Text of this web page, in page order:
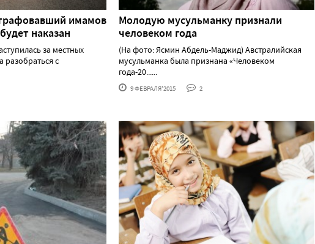
имамов
наказан
за местных
с
Молодую мусульманку признали
человеком года
(На фото: Ясмин Абдель-Маджид) Австралийская
мусульманка была признана «Человеком
года-20......
9 ФЕВРАЛЯ'2015 2